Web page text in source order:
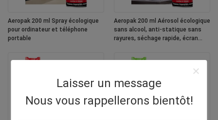
Laisser un message
Nous vous rappellerons bientôt!
Aeropak 200 ml Spray écologique
pour ordinateur et téléphone
portable
Aeropak 200 ml Aérosol écologique
sans alcool, anti-statique sans
rayures, séchage rapide, écran